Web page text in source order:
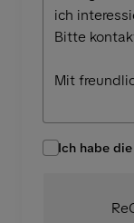
Ich habe die